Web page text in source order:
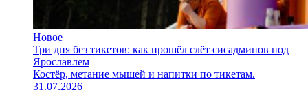
Новое
Три дня без тикетов: как прошёл слёт сисадминов под
Ярославлем
Костёр, метание мышей и напитки по тикетам.
31.07.2026